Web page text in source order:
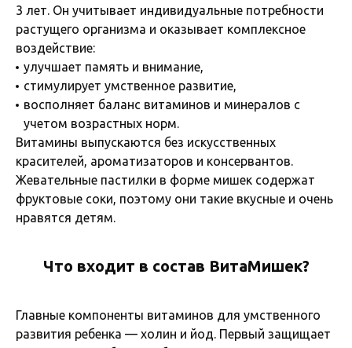
3 лет. Он учитывает индивидуальные потребности
растущего организма и оказывает комплексное
воздействие:
улучшает память и внимание,
стимулирует умственное развитие,
восполняет баланс витаминов и минералов с
учетом возрастных норм.
Витамины выпускаются без искусственных
красителей, ароматизаторов и консервантов.
Жевательные пастилки в форме мишек содержат
фруктовые соки, поэтому они такие вкусные и очень
нравятся детям.
Что входит в состав ВитаМишек?
Главные компоненты витаминов для умственного
развития ребенка — холин и йод. Первый защищает